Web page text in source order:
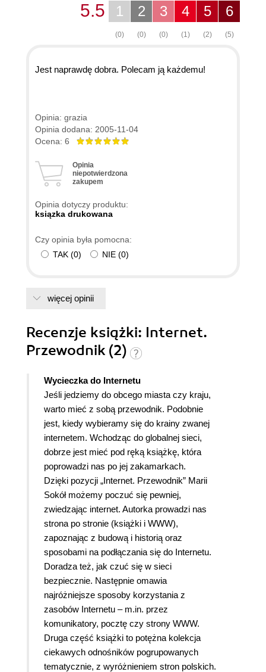
6
(5)
5
(2)
4
(1)
3
(0)
2
(0)
1
(0)
5.5
Jest naprawdę dobra. Polecam ją każdemu!
Opinia: grazia
Opinia dodana: 2005-11-04
Ocena: 6
Opinia
niepotwierdzona
zakupem
Opinia dotyczy produktu:
ksiązka drukowana
Czy opinia była pomocna:
TAK (0) NIE (0)
więcej opinii
Recenzje książki: Internet.
Przewodnik (2)
Wycieczka do Internetu
Jeśli jedziemy do obcego miasta czy kraju,
warto mieć z sobą przewodnik. Podobnie
jest, kiedy wybieramy się do krainy zwanej
internetem. Wchodząc do globalnej sieci,
dobrze jest mieć pod ręką książkę, która
poprowadzi nas po jej zakamarkach.
Dzięki pozycji „Internet. Przewodnik” Marii
Sokół możemy poczuć się pewniej,
zwiedzając internet. Autorka prowadzi nas
strona po stronie (książki i WWW),
zapoznając z budową i historią oraz
sposobami na podłączania się do Internetu.
Doradza też, jak czuć się w sieci
bezpiecznie. Następnie omawia
najróżniejsze sposoby korzystania z
zasobów Internetu – m.in. przez
komunikatory, pocztę czy strony WWW.
Druga część książki to potężna kolekcja
ciekawych odnośników pogrupowanych
tematycznie, z wyróżnieniem stron polskich.